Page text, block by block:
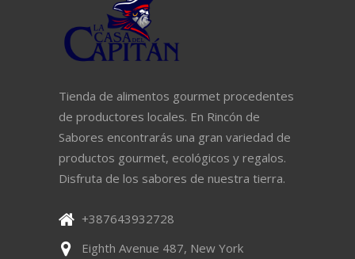
Tienda de alimentos gourmet procedentes
de productores locales. En Rincón de
Sabores encontrarás una gran variedad de
productos gourmet, ecológicos y regalos.
Disfruta de los sabores de nuestra tierra.
+387643932728
Eighth Avenue 487, New York